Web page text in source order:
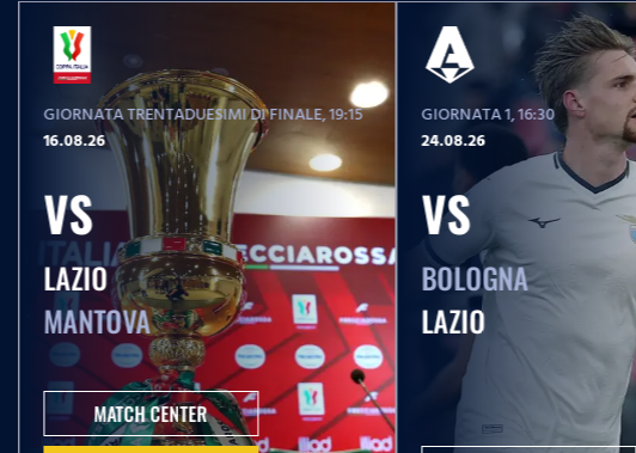
GIORNATA TRENTADUESIMI DI FINALE, 19:15
16.08.26
VS
LAZIO
MANTOVA
MATCH CENTER
GIORNATA 1, 16:30
24.08.26
VS
BOLOGNA
LAZIO